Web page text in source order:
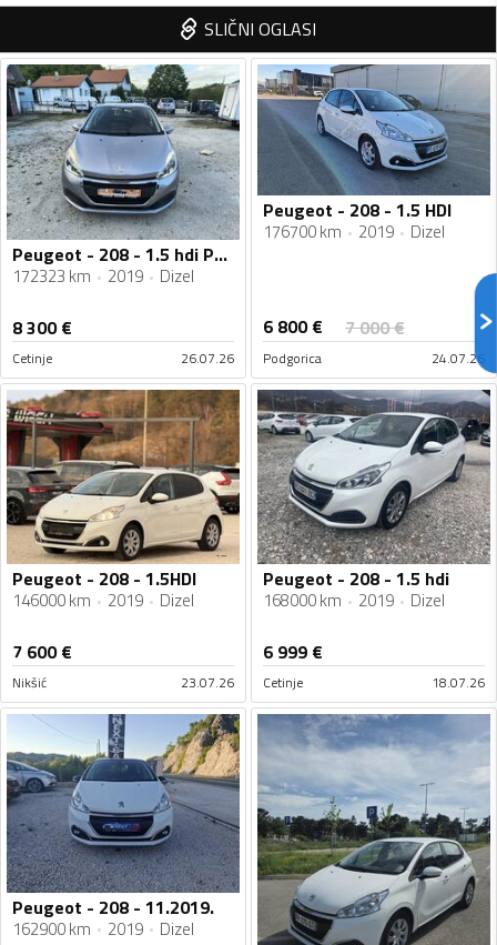
SLIČNI OGLASI
Peugeot - 208 - 1.5 hdi PUTNICKI
172323 km 2019 Dizel
8 300€
Cetinje 26.07.26
Peugeot - 208 - 1.5 HDI
176700 km 2019 Dizel
6 800€ 7 000€
Podgorica 24.07.26
Peugeot - 208 - 1.5HDI
146000 km 2019 Dizel
7 600€
Nikšić 23.07.26
Peugeot - 208 - 1.5 hdi
168000 km 2019 Dizel
6 999 €
Cetinje 18.07.26
Peugeot - 208 - 11.2019.
162900 km 2019 Dizel